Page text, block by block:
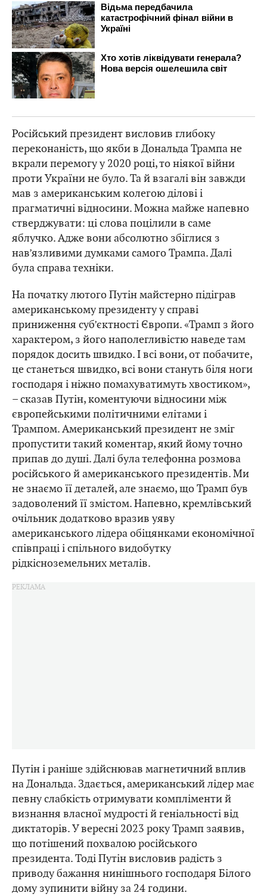
Російський президент висловив глибоку
переконаність, що якби в Дональда Трампа не
вкрали перемогу у 2020 році, то ніякої війни
проти України не було. Та й взагалі він завжди
мав з американським колегою ділові і
прагматичні відносини. Можна майже напевно
стверджувати: ці слова поцілили в саме
яблучко. Адже вони абсолютно збіглися з
нав’язливими думками самого Трампа. Далі
була справа техніки.
На початку лютого Путін майстерно підіграв
американському президенту у справі
приниження суб’єктності Європи. «Трамп з його
характером, з його наполегливістю наведе там
порядок досить швидко. І всі вони, от побачите,
це станеться швидко, всі вони стануть біля ноги
господаря і ніжно помахуватимуть хвостиком»,
– сказав Путін, коментуючи відносини між
європейськими політичними елітами і
Трампом. Американський президент не зміг
пропустити такий коментар, який йому точно
припав до душі. Далі була телефонна розмова
російського й американського президентів. Ми
не знаємо її деталей, але знаємо, що Трамп був
задоволений її змістом. Напевно, кремлівський
очільник додатково вразив уяву
американського лідера обіцянками економічної
співпраці і спільного видобутку
рідкісноземельних металів.
Путін і раніше здійснював магнетичний вплив
на Дональда. Здається, американський лідер має
певну слабкість отримувати компліменти й
визнання власної мудрості й геніальності від
диктаторів. У вересні 2023 року Трамп заявив,
що потішений похвалою російського
президента. Тоді Путін висловив радість з
приводу бажання нинішнього господаря Білого
дому зупинити війну за 24 години.